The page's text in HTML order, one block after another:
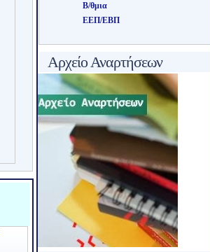
Β/θμια
ΕΕΠ/ΕΒΠ
Αρχείο Αναρτήσεων